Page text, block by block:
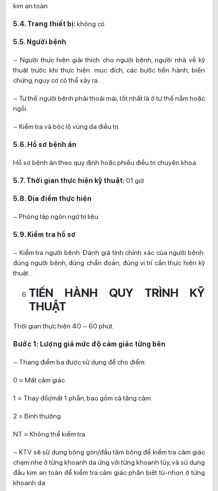
kim an toàn
5.4. Trang thiết bị: không có
5.5. Người bệnh
– Người thực hiện giải thích cho người bệnh, người nhà về kỹ
thuật trước khi thực hiện: mục đích, các bước tiến hành, biến
chứng, nguy cơ có thể xảy ra …
– Tư thế người bệnh phải thoải mái, tốt nhất là ở tư thế nằm hoặc
ngồi.
– Kiểm tra và bộc lộ vùng da điều trị.
5.6. Hồ sơ bệnh án
Hồ sơ bệnh án theo quy định hoặc phiếu điều trị chuyên khoa.
5.7. Thời gian thực hiện kỹ thuật: 01 giờ
5.8. Địa điểm thực hiện
– Phòng tập ngôn ngữ trị liệu.
5.9. Kiểm tra hồ sơ
– Kiểm tra người bệnh: Đánh giá tính chính xác của người bệnh:
đúng người bệnh, đúng chẩn đoán, đúng vị trí cần thực hiện kỹ
thuật…
TIẾN HÀNH QUY TRÌNH KỸ
THUẬT
Thời gian thực hiện 40 – 60 phút.
Bước 1: Lượng giá mức độ cảm giác từng bên
– Thang điểm ba được sử dụng để cho điểm:
0 = Mất cảm giác.
1 = Thay đổi/mất 1 phần, bao gồm cả tăng cảm.
2 = Bình thường.
NT = Không thể kiểm tra.
– KTV sẽ sử dụng bông gòn/đầu tăm bông để kiểm tra cảm giác
chạm nhẹ ở từng khoanh da ứng với từng khoanh tủy, và sử dụng
đầu kim an toàn để kiểm tra cảm giác phân biệt tù-nhọn ở từng
khoanh da.